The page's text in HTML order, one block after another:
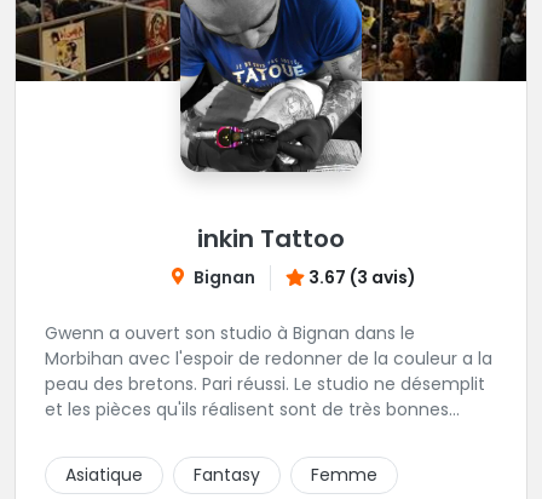
inkin Tattoo
Bignan 3.67 (3 avis)
Gwenn a ouvert son studio à Bignan dans le
Morbihan avec l'espoir de redonner de la couleur a la
peau des bretons. Pari réussi. Le studio ne désemplit
et les pièces qu'ils réalisent sont de très bonnes
tout type de projet, son style est éclectique et vous
serez bien réussi par le tatoueur en personne.
Asiatique Fantasy
Femme